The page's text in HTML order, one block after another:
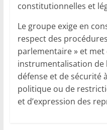
constitutionnelles et
Le groupe exige en
respect des
parlementaire » et
instrumentalisation de
défense et de sécurité
politique ou de
et d’expression des